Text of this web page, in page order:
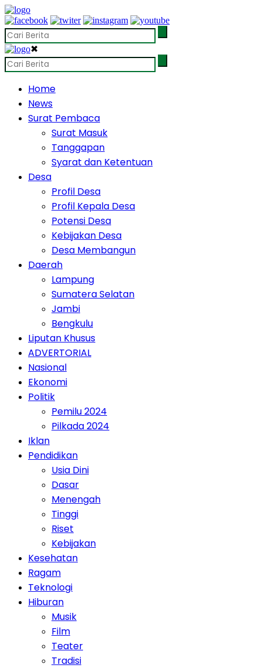
✖
Home
News
Surat Pembaca
Surat Masuk
Tanggapan
Syarat dan Ketentuan
Desa
Profil Desa
Profil Kepala Desa
Potensi Desa
Kebijakan Desa
Desa Membangun
Daerah
Lampung
Sumatera Selatan
Jambi
Bengkulu
Liputan Khusus
ADVERTORIAL
Nasional
Ekonomi
Politik
Pemilu 2024
Pilkada 2024
Iklan
Pendidikan
Usia Dini
Dasar
Menengah
Tinggi
Riset
Kebijakan
Kesehatan
Ragam
Teknologi
Hiburan
Musik
Film
Teater
Tradisi